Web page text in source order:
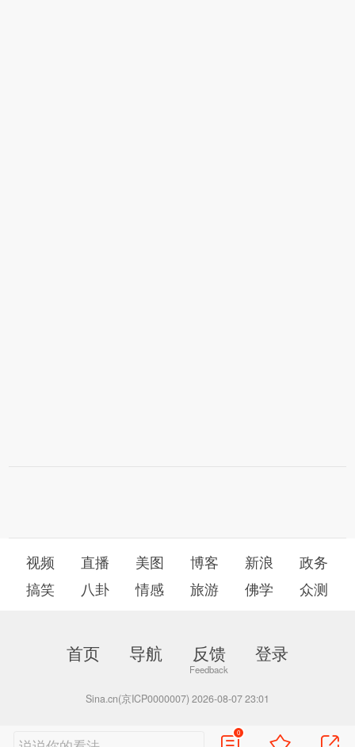
视频 直播 美图 博客 新浪
政务
搞笑
八卦 情感 旅游 佛学 众测
首页 导航 反馈 登录
Sina.cn(京ICP0000007) 2026-08-07 23:01
0